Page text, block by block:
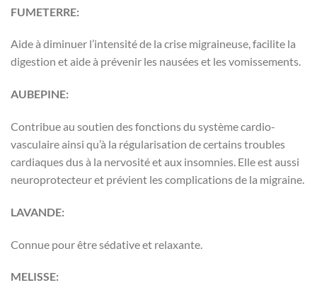
FUMETERRE:
Aide à diminuer l’intensité de la crise migraineuse, facilite la
digestion et aide à prévenir les nausées et les vomissements.
AUBEPINE:
Contribue au soutien des fonctions du système cardio-
vasculaire ainsi qu’à la régularisation de certains troubles
cardiaques dus à la nervosité et aux insomnies. Elle est aussi
neuroprotecteur et prévient les complications de la migraine.
LAVANDE:
Connue pour être sédative et relaxante.
MELISSE: